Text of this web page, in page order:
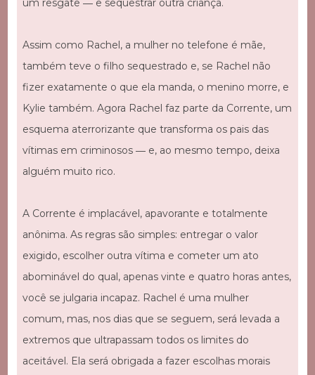
um resgate ― e sequestrar outra criança.
Assim como Rachel, a mulher no telefone é mãe,
também teve o filho sequestrado e, se Rachel não
fizer exatamente o que ela manda, o menino morre, e
Kylie também. Agora Rachel faz parte da Corrente, um
esquema aterrorizante que transforma os pais das
vítimas em criminosos ― e, ao mesmo tempo, deixa
alguém muito rico.
A Corrente é implacável, apavorante e totalmente
anônima. As regras são simples: entregar o valor
exigido, escolher outra vítima e cometer um ato
abominável do qual, apenas vinte e quatro horas antes,
você se julgaria incapaz. Rachel é uma mulher
comum, mas, nos dias que se seguem, será levada a
extremos que ultrapassam todos os limites do
aceitável. Ela será obrigada a fazer escolhas morais